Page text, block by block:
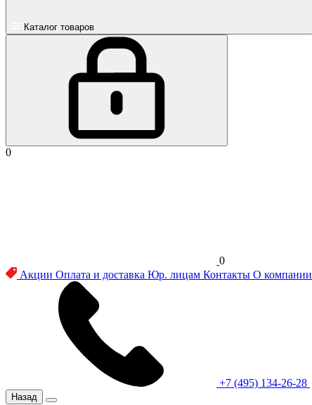
Каталог товаров
0
0
Акции Оплата и доставка Юр. лицам Контакты О компании
+7 (495) 134-26-28
Назад